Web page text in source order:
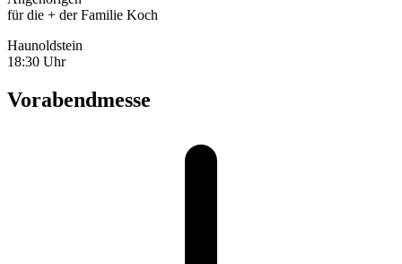
für die + der Familie Koch
Haunoldstein
18:30 Uhr
Vorabendmesse